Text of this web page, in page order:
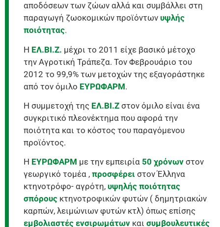
αποδόσεων των ζώων αλλά και συμβάλλει στη
παραγωγή ζωοκομικών προϊόντων υψλής
ποιότητας.
Η ΕΛ.ΒΙ.Ζ. μέχρι το 2011 είχε βασικό μέτοχο
την Αγροτική Τράπεζα. Τον Φεβρουάριο του
2012 το 99,9% των μετοχών της εξαγοράστηκε
από τον όμιλο ΕΥΡΩΦΑΡΜ.
Η συμμετοχή της ΕΛ.ΒΙ.Ζ στον όμιλο είναι ένα
συγκριτικό πλεονέκτημα που αφορά την
ποιότητα και το κόστος του παραγόμενου
προϊόντος.
Η ΕΥΡΩΦΑΡΜ με την εμπειρία 50 χρόνων στον
γεωργικό τομέα , προσφέρει στον Έλληνα
κτηνοτρόφο- αγρότη, υψηλής ποιότητας
σπόρους κτηνοτροφικών φυτών ( δημητριακών
καρπών, λειμώνιων φυτών κτλ) όπως επίσης
εμβολιαστές ενσιρωμάτων και συμβουλευτικές